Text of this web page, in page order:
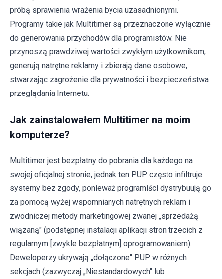
próbą sprawienia wrażenia bycia uzasadnionymi.
Programy takie jak Multitimer są przeznaczone wyłącznie
do generowania przychodów dla programistów. Nie
przynoszą prawdziwej wartości zwykłym użytkownikom,
generują natrętne reklamy i zbierają dane osobowe,
stwarzając zagrożenie dla prywatności i bezpieczeństwa
przeglądania Internetu.
Jak zainstalowałem Multitimer na moim
komputerze?
Multitimer jest bezpłatny do pobrania dla każdego na
swojej oficjalnej stronie, jednak ten PUP często infiltruje
systemy bez zgody, ponieważ programiści dystrybuują go
za pomocą wyżej wspomnianych natrętnych reklam i
zwodniczej metody marketingowej zwanej „sprzedażą
wiązaną" (podstępnej instalacji aplikacji stron trzecich z
regularnym [zwykle bezpłatnym] oprogramowaniem).
Deweloperzy ukrywają „dołączone" PUP w różnych
sekcjach (zazwyczaj „Niestandardowych" lub